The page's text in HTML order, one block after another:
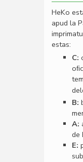
HeKo
apud la
estas:
C:
B:
A:
de
E: